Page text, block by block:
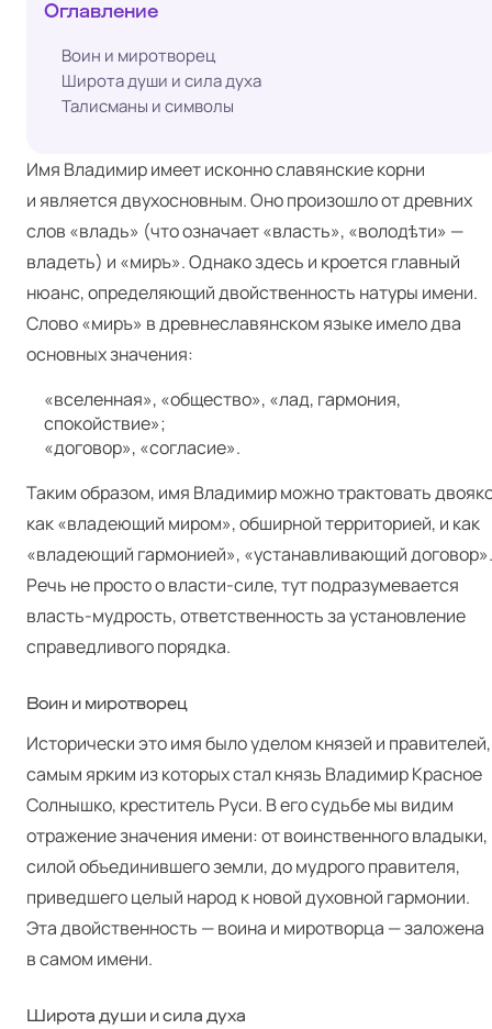
Оглавление
Воин и миротворец
Широта души и сила духа
Талисманы и символы
Имя Владимир имеет исконно славянские корни
и является двухосновным. Оно произошло от древних
слов «владь» (что означает «власть», «володѣти» —
владеть) и «миръ». Однако здесь и кроется главный
нюанс, определяющий двойственность натуры имени.
Слово «миръ» в древнеславянском языке имело два
основных значения:
«вселенная», «общество», «лад, гармония,
спокойствие»;
«договор», «согласие».
Таким образом, имя Владимир можно трактовать
как «владеющий миром», обширной территорией, и как
«владеющий гармонией», «устанавливающий договор».
Речь не просто о власти-силе, тут подразумевается
власть-мудрость, ответственность за установление
справедливого порядка.
Воин и миротворец
Исторически это имя было уделом князей и правителей,
самым ярким из которых стал князь Владимир Красное
Солнышко, креститель Руси. В его судьбе мы видим
отражение значения имени: от воинственного владыки,
силой объединившего земли, до мудрого правителя,
приведшего целый народ к новой духовной гармонии.
Эта двойственность — воина и миротворца — заложена
в самом имени.
Широта души и сила духа